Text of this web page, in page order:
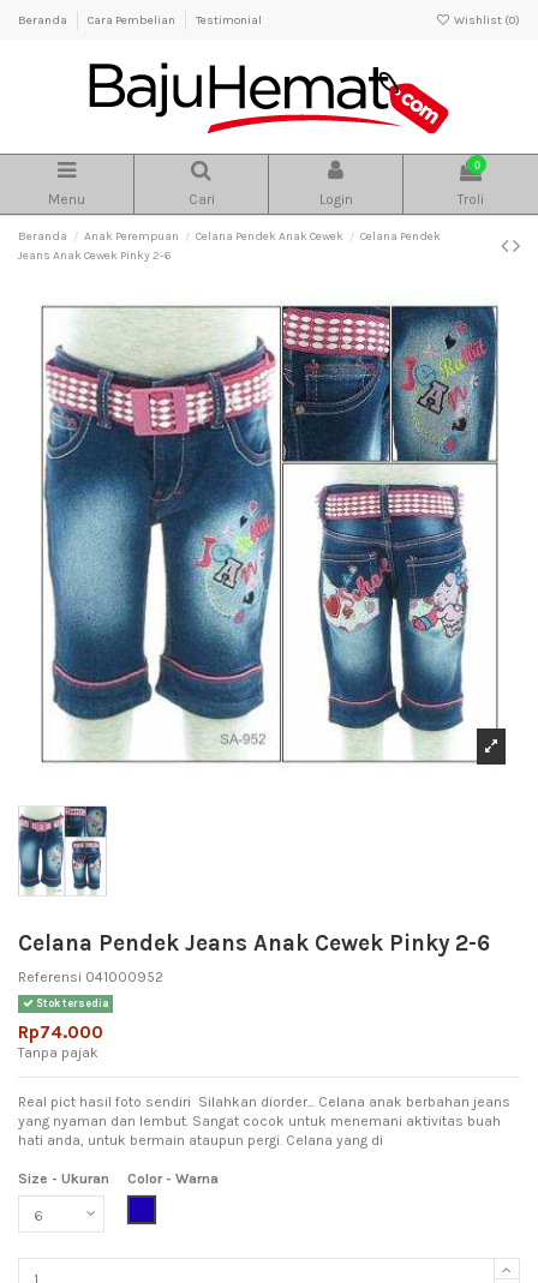
Beranda Cara Pembelian Testimonial Wishlist (0)
Menu Cari Login
0
Troli
Beranda Anak Perempuan Celana Pendek Anak Cewek
Celana Pendek
Jeans Anak Cewek Pinky 2-6
Celana Pendek Jeans Anak Cewek Pinky 2-6
Referensi 041000952
Stok tersedia
Rp74.000
Tanpa pajak
Real pict hasil foto sendiri Silahkan diorder... Celana anak berbahan jeans
yang nyaman dan lembut. Sangat cocok untuk menemani aktivitas buah
hati anda, untuk bermain ataupun pergi. Celana yang di
Size - Ukuran
Color - Warna